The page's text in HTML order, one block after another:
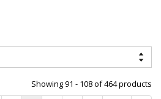
Showing 91 - 108 of 464 products